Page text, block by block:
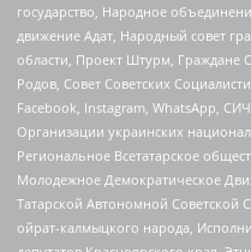
государство, Народное
движение Адат, Народный совет
области, Проект Штурм, Граждане
Родов, Совет Советских
Facebook, Instagram, WhatsApp,
Организации украинских
Региональное Всетатарское
Молодежное Демократическое
Татарской Автономной Советской
ойрат-калмыцкого народа,